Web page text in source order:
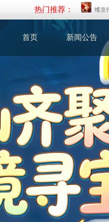
热门推荐： 维京
首页 新闻公告